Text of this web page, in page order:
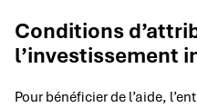
Conditions
l’investissement
Pour bénéficier de l’aide,